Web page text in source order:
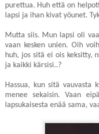
purettua. Huh että on
lapsi ja ihan kivat yöunet.
Mutta siis. Mun lapsi oli
vaan kesken unien. Oih
huh, jos sitä ei ois keksitty,
ja kaikki kärsisi..?
Hassua, kun sitä vauvasta
menee sekaisin. Vaan
lapsukaisesta enää sama,